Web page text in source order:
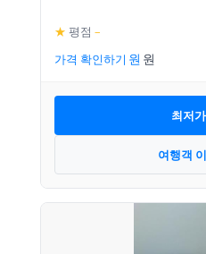
★ 평점 –
가격 확인하기
최저
여행객